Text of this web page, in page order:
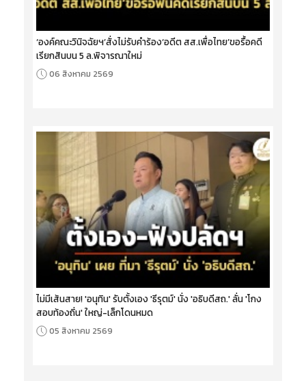
‘องค์คณะวินิจฉัยฯ’สั่งไม่รับคำร้อง‘อดีต สส.เพื่อไทย’ขอรื้อคดี
เรียกสินบน 5 ล.พิจารณาใหม่
06 สิงหาคม 2569
ไม่มีเส้นสาย! 'อนุทิน' รับตั้งเอง 'ธีรุตม์' นั่ง 'อธิบดีสถ.' ลั่น 'โกง
สอบท้องถิ่น' ใหญ่-เล็กโดนหมด
05 สิงหาคม 2569